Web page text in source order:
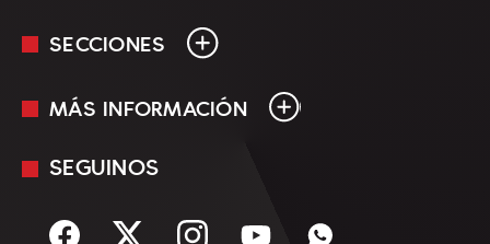
SECCIONES
En Vivo
Sociedad
MÁS INFORMACIÓN
Mediakit
Términos y condiciones
SEGUINOS